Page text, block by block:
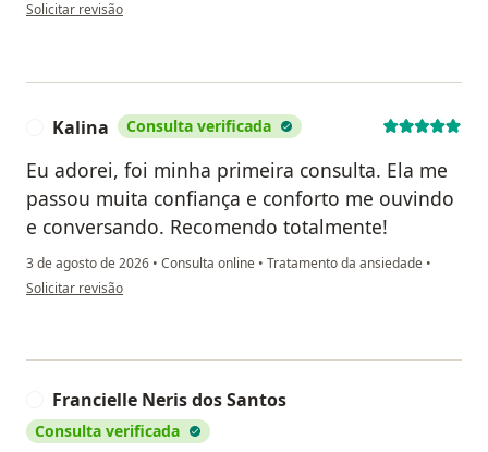
Solicitar revisão
Kalina Consulta verificada
Eu adorei, foi minha primeira consulta. Ela me
passou muita confiança e conforto me ouvindo
e conversando. Recomendo totalmente!
3 de agosto de 2026 • Consulta online • Tratamento da ansiedade •
na opinião do utilizador Kalina
Solicitar revisão
Francielle Neris dos Santos
Consulta verificada